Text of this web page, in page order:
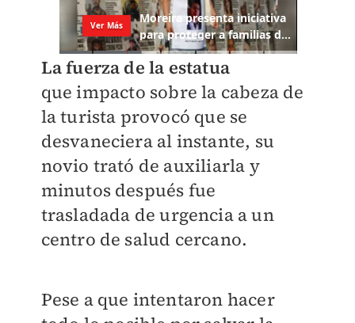
La fuerza de la estatua
que impacto sobre la cabeza de
la turista provocó que se
desvaneciera al instante, su
novio trató de auxiliarla y
minutos después fue
trasladada de urgencia a un
centro de salud cercano.
Pese a que intentaron hacer